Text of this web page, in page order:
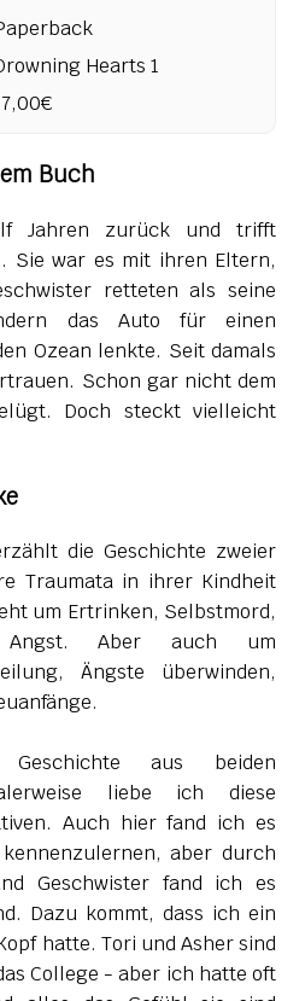
Hearts 1
Buch
Jahren zurück und trifft
Sie war es mit ihren Eltern,
retteten als seine
das Auto für einen
Ozean lenkte. Seit damals
Schon gar nicht dem
Doch steckt vielleicht
die Geschichte zweier
Traumata in ihrer Kindheit
um Ertrinken, Selbstmord,
Angst. Aber auch um
Ängste überwinden,
aus beiden
liebe ich diese
Auch hier fand ich es
aber durch
Geschwister fand ich es
Dazu kommt, dass ich ein
hatte. Tori und Asher sind
College - aber ich hatte oft